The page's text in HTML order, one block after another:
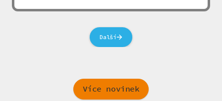
Další
Více novinek